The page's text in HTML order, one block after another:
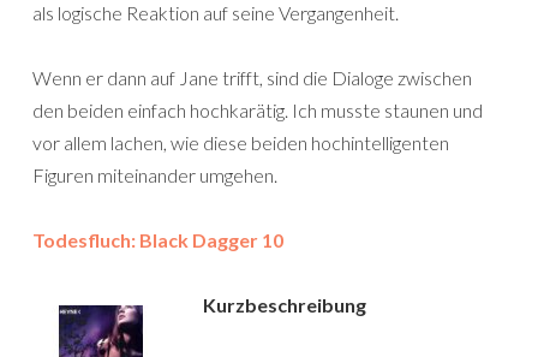
als logische Reaktion auf seine Vergangenheit.
Wenn er dann auf Jane trifft, sind die Dialoge zwischen
den beiden einfach hochkarätig. Ich musste staunen und
vor allem lachen, wie diese beiden hochintelligenten
Figuren miteinander umgehen.
Todesfluch: Black Dagger 10
Kurzbeschreibung